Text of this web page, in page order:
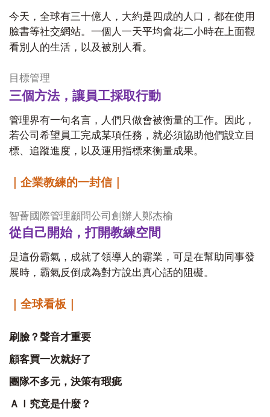
今天，全球有三十億人，大約是四成的人口，都在使用
臉書等社交網站。一個人一天平均會花二小時在上面觀
看別人的生活，以及被別人看。
目標管理
三個方法，讓員工採取行動
管理界有一句名言，人們只做會被衡量的工作。因此，
若公司希望員工完成某項任務，就必須協助他們設立目
標、追蹤進度，以及運用指標來衡量成果。
｜企業教練的一封信｜
智薈國際管理顧問公司創辦人鄭杰榆
從自己開始，打開教練空間
是這份霸氣，成就了領導人的霸業，可是在幫助同事發
展時，霸氣反倒成為對方說出真心話的阻礙。
｜全球看板｜
刷臉？聲音才重要
顧客買一次就好了
團隊不多元，決策有瑕疵
ＡＩ究竟是什麼？